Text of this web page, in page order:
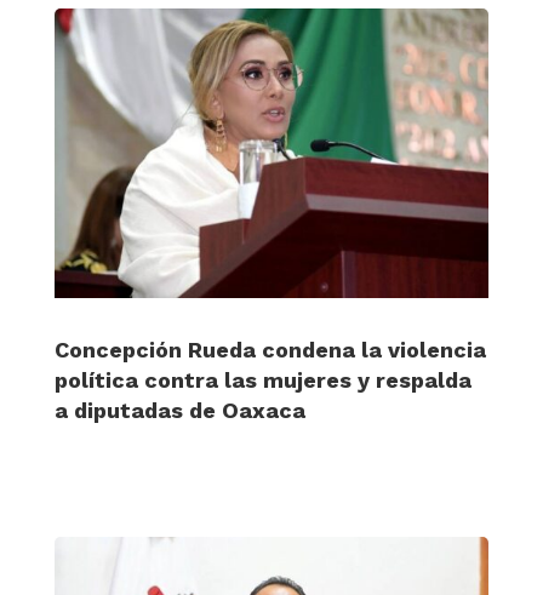
Concepción Rueda condena la violencia
política contra las mujeres y respalda
a diputadas de Oaxaca